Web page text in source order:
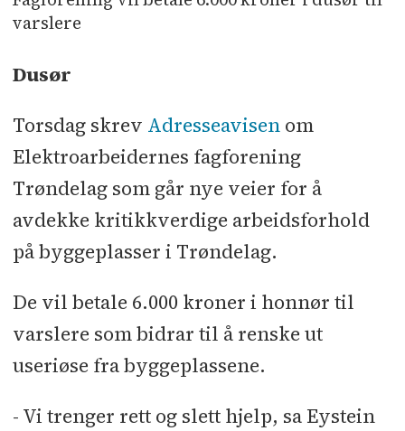
varslere
Dusør
Torsdag skrev Adresseavisenom
Elektroarbeidernes fagforening
Trøndelag som går nye veier for å
avdekke kritikkverdige arbeidsforhold
på byggeplasser i Trøndelag.
De vil betale 6.000 kroner i honnør til
varslere som bidrar til å renske ut
useriøse fra byggeplassene.
- Vi trenger rett og slett hjelp, sa Eystein